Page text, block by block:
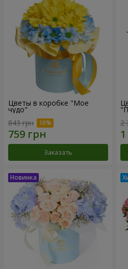
Цветы в коробке "Мое
чудо"
843 грн
Заказать
2